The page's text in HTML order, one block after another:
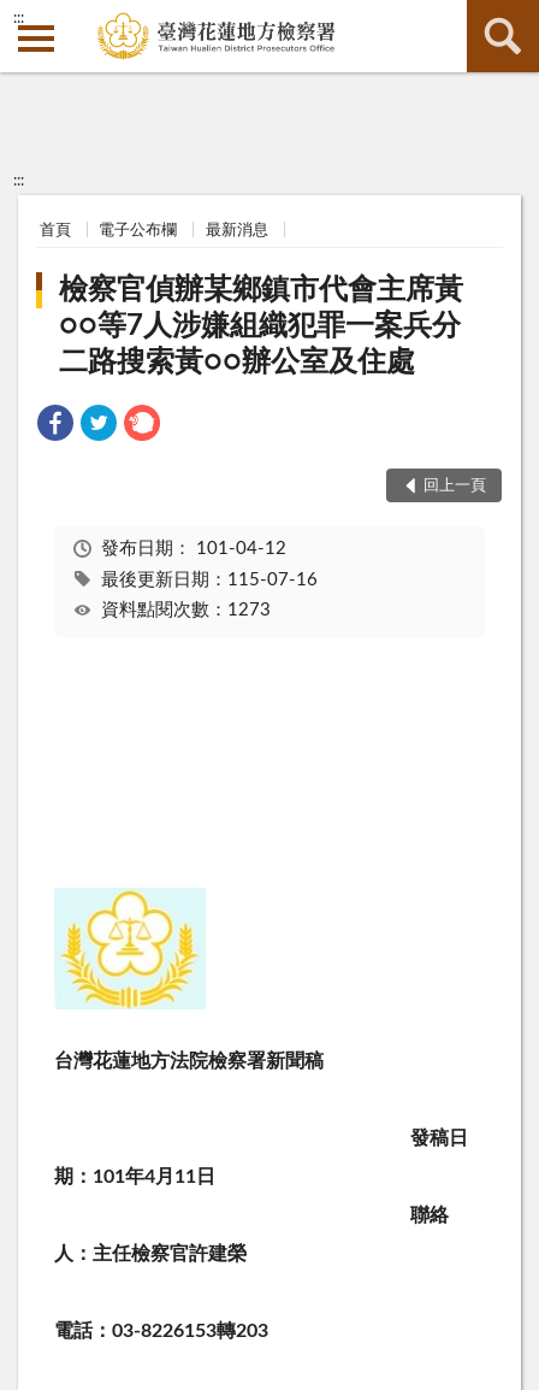
:::
:::
首頁 電子公布欄 最新消息
檢察官偵辦某鄉鎮市代會主席黃
○○等7人涉嫌組織犯罪一案兵分
二路搜索黃○○辦公室及住處
回上一頁
發布日期： 101-04-12
最後更新日期：115-07-16
資料點閱次數：1273
台灣花蓮地方法院檢察署新聞稿
發稿日
期：101年4月11日
聯絡
人：主任檢察官許建榮
電話：03-8226153轉203